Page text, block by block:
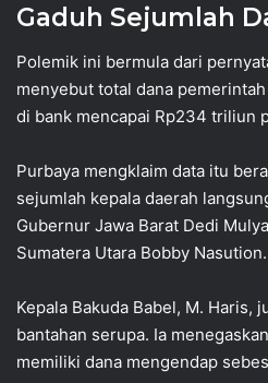
Gaduh Sejumlah
Polemik ini bermula dari
menyebut total dana
di bank mencapai Rp234 triliun
Purbaya mengklaim data itu
sejumlah kepala daerah
Gubernur Jawa Barat Dedi
Sumatera Utara Bobby Nasution.
Kepala Bakuda Babel, M. Haris,
bantahan serupa. Ia
memiliki dana mengendap